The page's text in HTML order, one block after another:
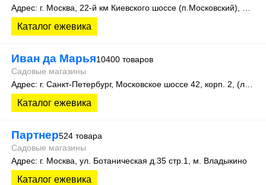
Каталог ежевика
Иван да Марья10400 товаров
Садовые магазины
Каталог ежевика
Партнер524 товара
Садовые магазины
Адрес: г. Москва, ул. Ботаническая д.35 стр.1, м. Владыкино
Каталог ежевика